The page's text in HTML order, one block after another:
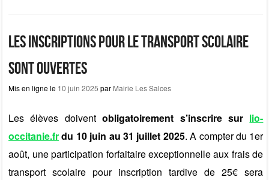
e
b
o
o
k
o
d
o
n
g
er
Les inscriptions pour le transport scolaire
sont ouvertes
Mis en ligne le 10 juin 2025 par Mairie Les Salces
Les élèves doiventobligatoirement s’inscrire sur lio-
occitanie.frdu 10 juin au 31 juillet 2025. A compter du 1er
août, une participation forfaitaire exceptionnelle aux frais de
transport scolaire pour inscription tardive de 25€ sera